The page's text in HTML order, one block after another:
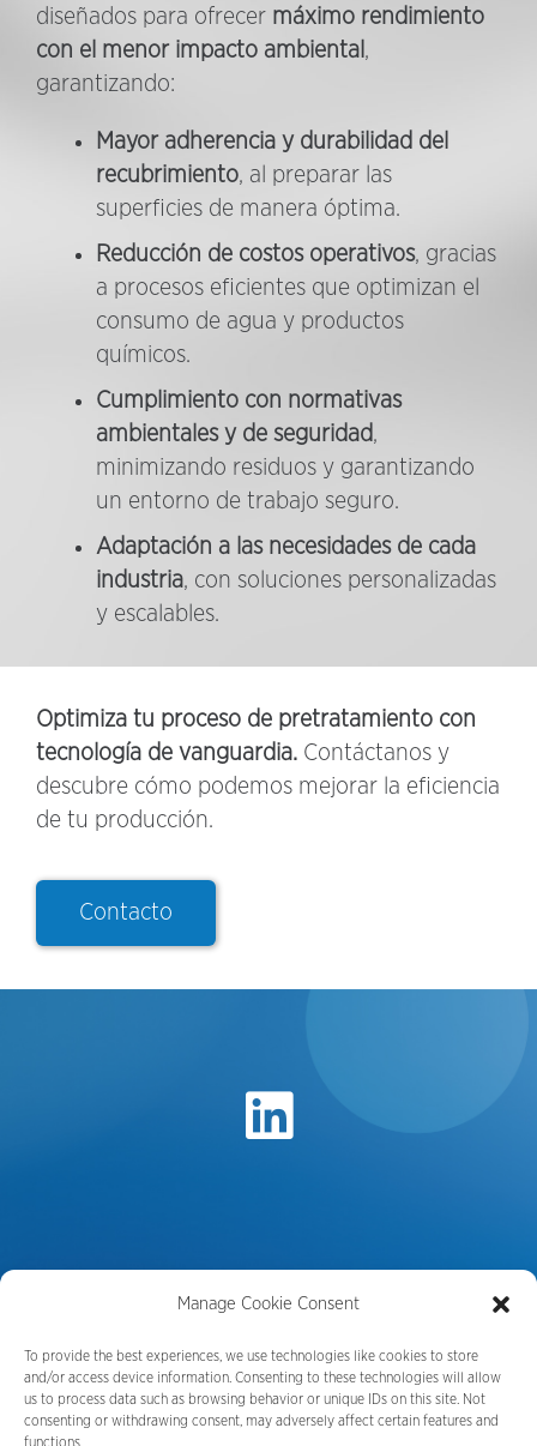
Manage Cookie Consent
To provide the best experiences, we use technologies like cookies to store
and/or access device information. Consenting to these technologies will allow
us to process data such as browsing behavior or unique IDs on this site. Not
consenting or withdrawing consent, may adversely affect certain features and
functions.
diseñados para ofrecer máximo rendimiento
con el menor impacto ambiental ,
garantizando:
Mayor adherencia y durabilidad del
recubrimiento, al preparar las
superficies de manera óptima.
Reducción de costos operativos, gracias
a procesos eficientes que optimizan el
consumo de agua y productos
químicos.
Cumplimiento con normativas
ambientales y de seguridad,
minimizando residuos y garantizando
un entorno de trabajo seguro.
Adaptación a las necesidades de cada
industria, con soluciones personalizadas
y escalables.
Optimiza tu proceso de pretratamiento con
tecnología de vanguardia. Contáctanos y
descubre cómo podemos mejorar la eficiencia
de tu producción.
Contacto